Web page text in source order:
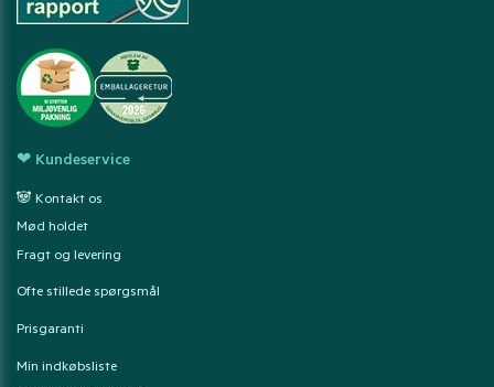
❤ Kundeservice
🐼 Kontakt os
Mød holdet
Fragt og levering
Ofte stillede spørgsmål
Prisgaranti
Min indkøbsliste